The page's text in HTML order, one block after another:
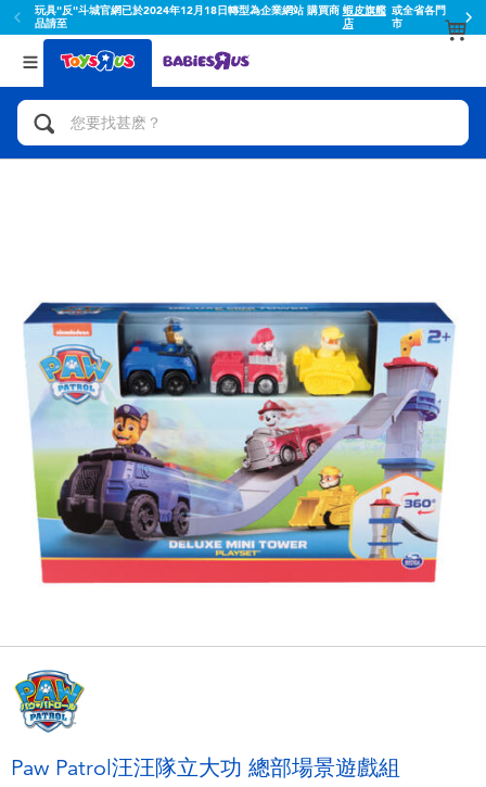
玩具"反"斗城官網已於2024年12月18日轉型為企業網站 購買商
品請至
蝦皮旗艦
店
或全省各門
市
返回
分類目錄
人氣英雄,角色扮演,射擊玩具
玩具車,貨車,火車及遙控系列
手工藝,文具,蠟筆,泥膠,畫板
娃娃, 芭比,收藏公仔
電子玩具
遊戲及拼圖系列
戶外及運動用品
返回
品牌
Toy Story玩具總動員
Fuggler
Miniso名創優品
playpop
LEGO樂高
Barbie芭比
Marvel漫威
Paw Patrol汪汪隊立大功 總部場景遊戲組